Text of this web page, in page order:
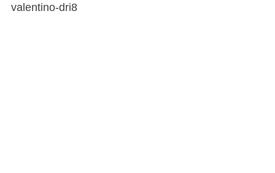
valentino-dri8